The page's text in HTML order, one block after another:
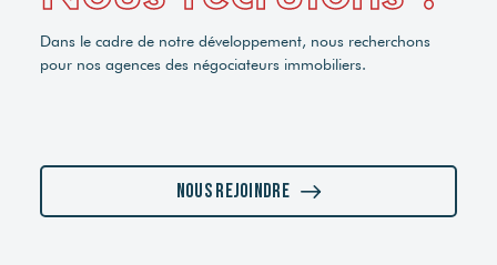
Dans le cadre de notre développement, nous recherchons
pour nos agences des négociateurs immobiliers.
Nous rejoindre